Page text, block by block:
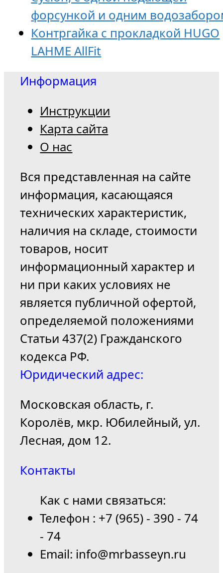
форсункой и одним
Контргайка с прокладкой HUGO
LAHME AllFit
Информация
Инструкции
Карта сайта
О нас
Вся представленная на сайте
информация, касающаяся
технических характеристик,
наличия на складе, стоимости
товаров, носит
информационный характер и
ни при каких условиях не
является публичной офертой,
определяемой положениями
Статьи 437(2) Гражданского
кодекса РФ.
Юридический адрес:
Московская область, г.
Королёв, мкр. Юбилейный, ул.
Лесная, дом 12.
Контакты
Как с нами связаться:
Телефон : +7 (965) - 390 - 74
- 74
Email: info@mrbasseyn.ru